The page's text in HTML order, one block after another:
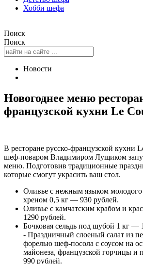
Хобби шефа
Поиск
Поиск
Новости
Новогоднее меню
французской кухни Le
В ресторане русско-французской кухни
шеф-поваром Владимиром Лущиком
меню. Подготовив традиционные
которые смогут украсить ваш стол.
Оливье с нежным языком
хреном 0,5 кг — 930 рублей.
Оливье с камчатским крабом и
1290 рублей.
Бочковая сельдь под шубой 1 кг —
- Праздничный слоеный салат из
форелью шеф-посола с соусом на
майонеза, французской горчицы и
990 рублей.